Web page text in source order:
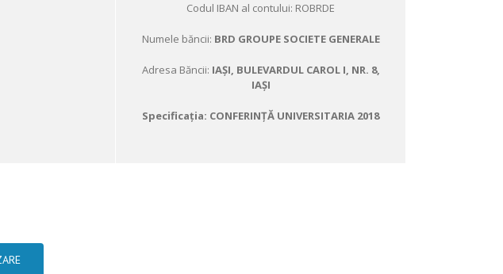
Codul IBAN al contului: ROBRDE
Numele băncii: BRD GROUPE SOCIETE GENERALE
Adresa Băncii: IAȘI, BULEVARDUL CAROL I, NR. 8,
IAȘI
Specificația: CONFERINȚĂ UNIVERSITARIA 2018